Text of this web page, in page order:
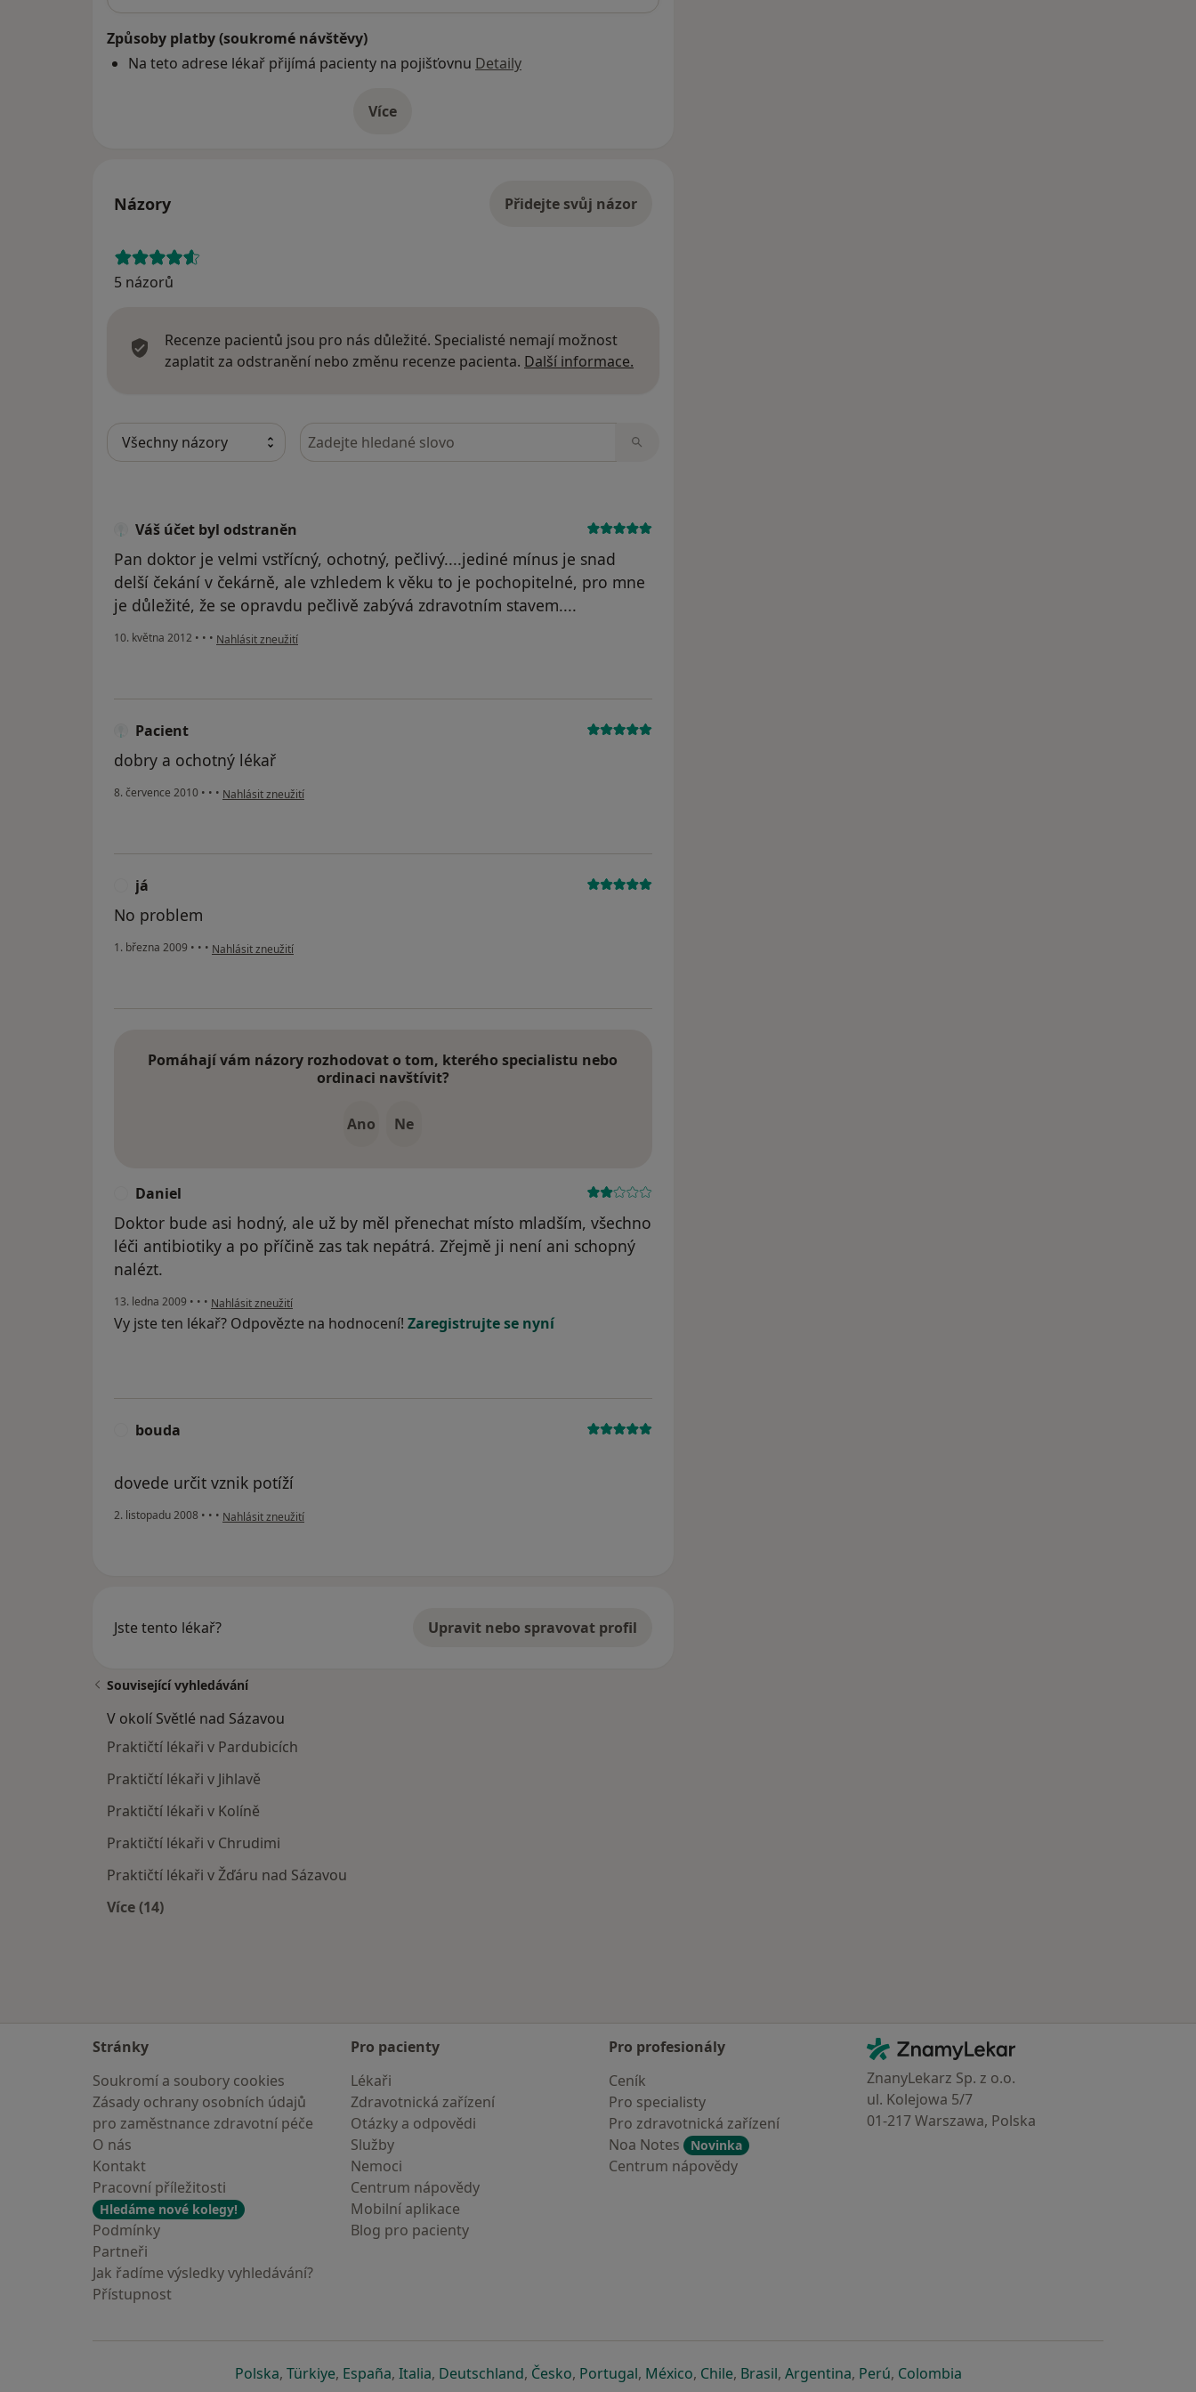
Způsoby platby (soukromé návštěvy)
Na teto adrese lékař přijímá pacienty na pojišťovnu Detaily
Víceo adrese
Názory Přidejte svůj názor
5 názorů
Recenze pacientů jsou pro nás důležité. Specialisté nemají možnost
zaplatit za odstranění nebo změnu recenze pacienta. Další informace.
Hledejte v názorech
Váš účet byl odstraněn
Pan doktor je velmi vstřícný, ochotný, pečlivý....jediné mínus je snad
delší čekání v čekárně, ale vzhledem k věku to je pochopitelné, pro mne
je důležité, že se opravdu pečlivě zabývá zdravotním stavem....
10. května 2012 • • • podle názoru uživatele Váš účet byl odstraněn
Nahlásit zneužití
Pacient
dobry a ochotný lékař
8. července 2010 • • • podle názoru uživatele Pacient
Nahlásit zneužití
já
No problem
1. března 2009 • • • podle názoru uživatele já
Nahlásit zneužití
Pomáhají vám názory rozhodovat o tom, kterého specialistu nebo
ordinaci navštívit?
Ano Ne
Daniel
Doktor bude asi hodný, ale už by měl přenechat místo mladším, všechno
léči antibiotiky a po příčině zas tak nepátrá. Zřejmě ji není ani schopný
nalézt.
13. ledna 2009 • • • podle názoru uživatele Daniel
Nahlásit zneužití
Vy jste ten lékař? Odpovězte na hodnocení! Zaregistrujte se nyní
bouda
dovede určit vznik potíží
2. listopadu 2008 • • • podle názoru uživatele bouda
Nahlásit zneužití
Jste tento lékař? Upravit nebo spravovat profil
Související vyhledávání
V okolí Světlé nad Sázavou
Praktičtí lékaři v Pardubicích
Praktičtí lékaři v Jihlavě
Praktičtí lékaři v Kolíně
Praktičtí lékaři v Chrudimi
Praktičtí lékaři v Žďáru nad Sázavou
Více (14)
Stránky
Soukromí a soubory cookies
Zásady ochrany osobních údajů
pro zaměstnance zdravotní péče
O nás
Kontakt
Pracovní příležitosti
Hledáme nové kolegy!
Podmínky
Partneři
Jak řadíme výsledky vyhledávání?
Přístupnost
Pro pacienty
Lékaři
Zdravotnická zařízení
Otázky a odpovědi
Služby
Nemoci
Centrum nápovědy
Mobilní aplikace
Blog pro pacienty
Pro profesionály
Ceník
Pro specialisty
Pro zdravotnická zařízení
Noa Notes
Novinka
Centrum nápovědy
Kontakt
ZnamyLekar - Hlavní stránka
ZnanyLekarz Sp. z o.o.
ul. Kolejowa 5/7
01-217 Warszawa, Polska
Polskase otevře v nové záložce
, Türkiyese otevře v nové záložce
, Españase otevře v nové záložce
, Italiase otevře v nové záložce
, Deutschlandse otevře v nové záložce
, Českose otevře v nové záložce
, Portugalse otevře v nové záložce
, Méxicose otevře v nové záložce
, Chilese otevře v nové záložce
, Brasilse otevře v nové záložce
, Argentinase otevře v nové záložce
, Perúse otevře v nové záložce
, Colombiase otevře v nové záložce